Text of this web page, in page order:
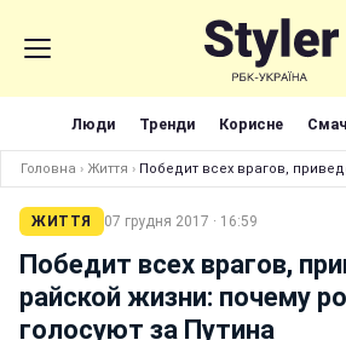
Люди Тренди Корисне
Головна › Життя › Победит всех врагов,
ЖИТТЯ 07 грудня 2017 · 16:59
Победит всех врагов,
райской жизни: почему
голосуют за Путина